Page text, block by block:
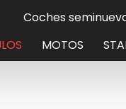
Coches
MOTOS